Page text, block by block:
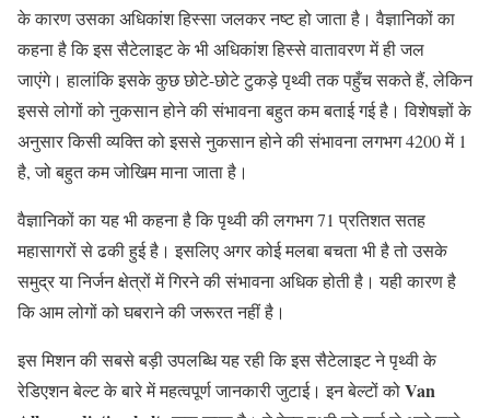
केकारणउसकाअधिकांशहिस्साजलकरनष्टहोजाताहै।वैज्ञानिकोंका
कहनाहैकिइससैटेलाइटकेभीअधिकांशहिस्सेवातावरणमेंहीजल
जाएंगे।हालांकिइसकेकुछछोटे-छोटेटुकड़ेपृथ्वीतकपहुँचसकतेहैं,लेकिन
इससेलोगोंकोनुकसानहोनेकीसंभावनाबहुतकमबताईगईहै।विशेषज्ञोंके
अनुसारकिसीव्यक्तिकोइससेनुकसानहोनेकीसंभावनालगभग4200में 1
है,जोबहुतकमजोखिममानाजाताहै।
वैज्ञानिकोंकायहभीकहनाहैकिपृथ्वीकीलगभग71प्रतिशतसतह
महासागरोंसेढकीहुईहै।इसलिएअगरकोईमलबाबचताभीहैतोउसके
समुद्रयानिर्जनक्षेत्रोंमेंगिरनेकीसंभावनाअधिकहोतीहै।यहीकारणहै
किआमलोगोंकोघबरानेकीजरूरतनहींहै।
इसमिशनकीसबसेबड़ीउपलब्धियहरहीकिइससैटेलाइटनेपृथ्वीके
रेडिएशनबेल्टकेबारेमेंमहत्वपूर्णजानकारीजुटाई।इनबेल्टोंकोVan